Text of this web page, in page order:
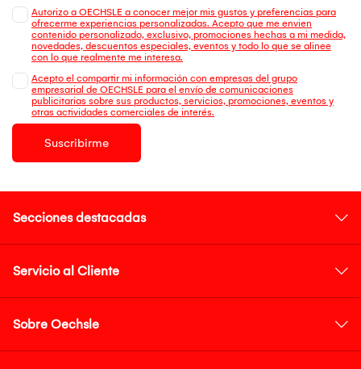
Autorizo a OECHSLE a conocer mejor mis gustos y preferencias para
ofrecerme experiencias personalizadas. Acepto que me envien
contenido personalizado, exclusivo, promociones hechas a mi medida,
novedades, descuentos especiales, eventos y todo lo que se alinee
con lo que realmente me interesa.
Acepto el compartir mi información con empresas del grupo
empresarial de OECHSLE para el envío de comunicaciones
publicitarias sobre sus productos, servicios, promociones, eventos y
otras actividades comerciales de interés.
Suscribirme
Secciones destacadas
Servicio al Cliente
Sobre Oechsle